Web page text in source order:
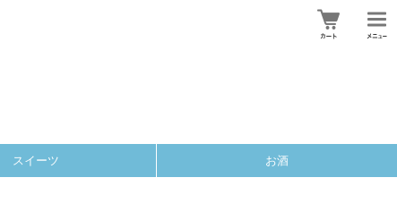
スイーツ お酒